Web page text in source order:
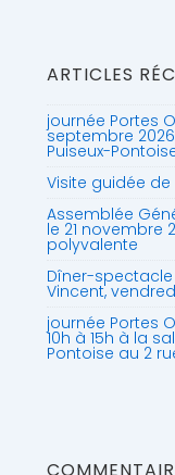
ARTICLES
journée Portes
septembre 2026
Puiseux-
Visite guidée de
Assemblée
le 21 novembre
polyvalente
Dîner-
Vincent,
journée Portes
10h à 15h à la
Pontoise au 2